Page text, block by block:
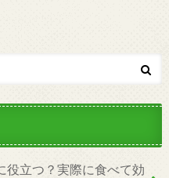
役立つ？実際に食べて効